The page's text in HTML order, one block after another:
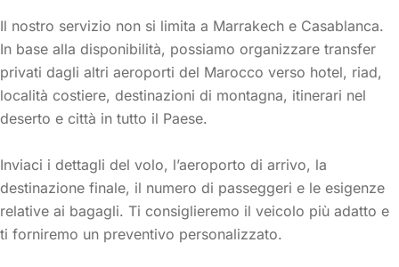
Il nostro servizio non si limita a Marrakech e Casablanca.
In base alla disponibilità, possiamo organizzare transfer
privati dagli altri aeroporti del Marocco verso hotel, riad,
località costiere, destinazioni di montagna, itinerari nel
deserto e città in tutto il Paese.
Inviaci i dettagli del volo, l’aeroporto di arrivo, la
destinazione finale, il numero di passeggeri e le esigenze
relative ai bagagli. Ti consiglieremo il veicolo più adatto e
ti forniremo un preventivo personalizzato.